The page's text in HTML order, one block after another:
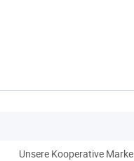
Unsere Kooperative Marke